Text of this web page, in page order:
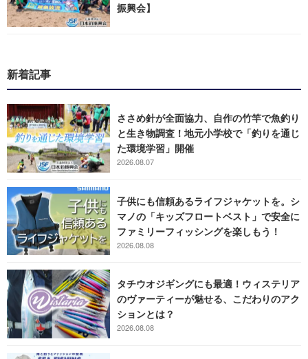
振興会】
新着記事
ささめ針が全面協力、自作の竹竿で魚釣り
と生き物調査！地元小学校で「釣りを通じ
た環境学習」開催
2026.08.07
子供にも信頼あるライフジャケットを。シ
マノの「キッズフロートベスト」で安全に
ファミリーフィッシングを楽しもう！
2026.08.08
タチウオジギングにも最適！ウィステリア
のヴァーティーが魅せる、こだわりのアク
ションとは？
2026.08.08